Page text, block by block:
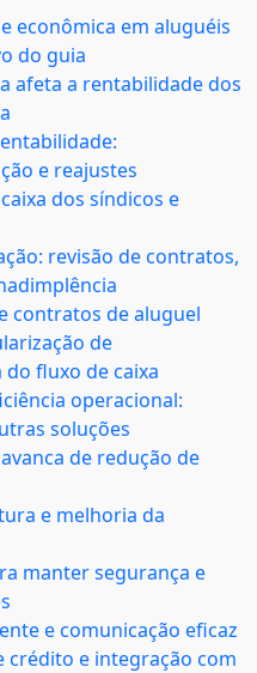
econômica em aluguéis
do guia
afeta a rentabilidade dos
e reajustes
dos síndicos e
revisão de contratos,
contratos de aluguel
de
fluxo de caixa
operacional:
soluções
de redução de
e melhoria da
manter segurança e
e comunicação eficaz
crédito e integração com